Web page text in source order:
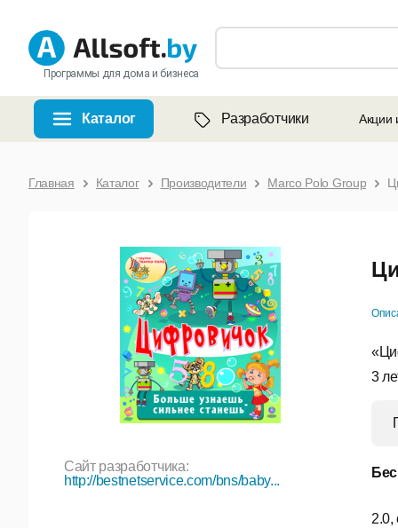
Программы для дома и бизнеса
Каталог Разработчики Акции
Главная Каталог Производители Marco Polo Group
Сайт разработчика:
http://bestnetservice.com/bns/baby...
3